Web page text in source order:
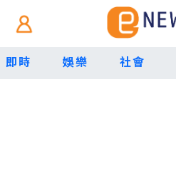
即時 娛樂 社會